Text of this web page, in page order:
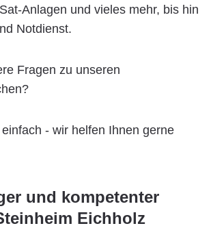
Anlagen und vieles mehr, bis hin
Notdienst.
Fragen zu unseren
- wir helfen Ihnen gerne
und kompetenter
Eichholz